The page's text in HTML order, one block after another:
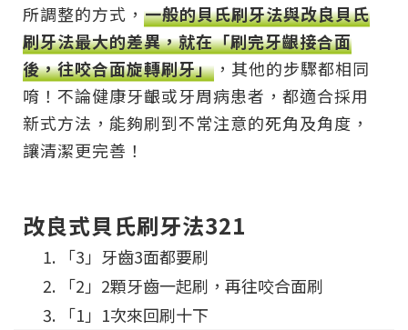
所調整的方式， 一般的貝氏刷牙法與改良貝氏
刷牙法最大的差異，就在「刷完牙齦接合面
後，往咬合面旋轉刷牙」 ，其他的步驟都相同
唷！不論健康牙齦或牙周病患者，都適合採用
新式方法，能夠刷到不常注意的死角及角度，
讓清潔更完善！
改良式貝氏刷牙法321
「3」牙齒3面都要刷
「2」2顆牙齒一起刷，再往咬合面刷
「1」1次來回刷十下